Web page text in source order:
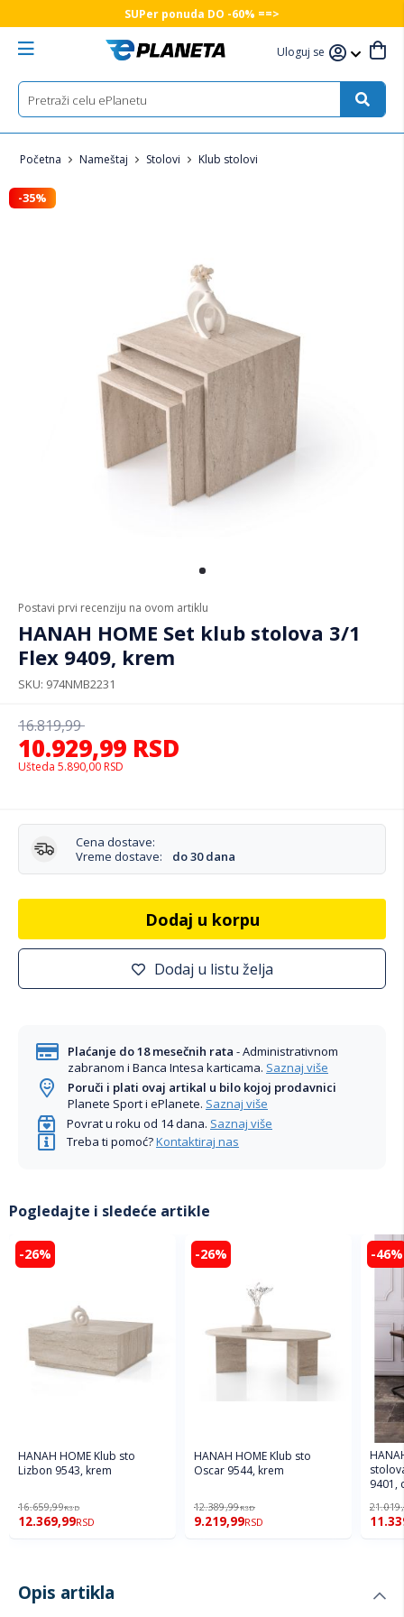
SUPer ponuda DO -60% ==>
Uloguj se
Početna Nameštaj Stolovi Klub stolovi
Postavi prvi recenziju na ovom artiklu
HANAH HOME Set klub stolova 3/1
Flex 9409, krem
SKU 974NMB2231
10.929,99 RSD
16.819,99
Ušteda 5.890,00 RSD
Cena dostave:
Vreme dostave:
do 30 dana
Dodaj u korpu
Dodaj u listu želja
Plaćanje do 18 mesečnih rata - Administrativnom
zabranom i Banca Intesa karticama. Saznaj više
Poruči i plati ovaj artikal u bilo kojoj prodavnici
Planete Sport i ePlanete. Saznaj više
Povrat u roku od 14 dana. Saznaj više
Treba ti pomoć?Kontaktiraj nas
-35%
Pogledajte i sledeće artikle
-26%
HANAH HOME Klub sto
Lizbon 9543, krem
16.659,99RSD
12.369,99RSD
-26%
HANAH HOME Klub sto
Oscar 9544, krem
12.389,99RSD
9.219,99RSD
-46%
9401,
Opis artikla